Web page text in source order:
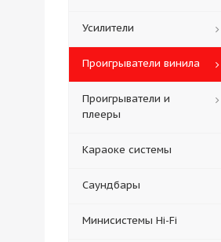
Усилители
Проигрыватели винила
Проигрыватели и
плееры
Караоке системы
Саундбары
Минисистемы Hi-Fi